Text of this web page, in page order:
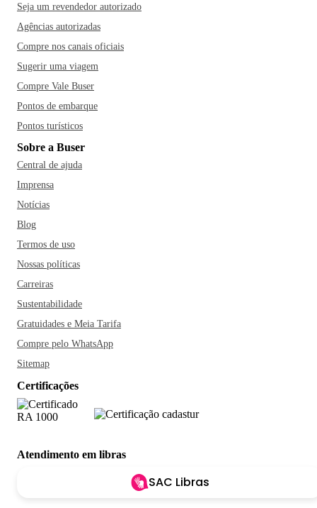
Seja um revendedor autorizado
Agências autorizadas
Compre nos canais oficiais
Sugerir uma viagem
Compre Vale Buser
Pontos de embarque
Pontos turísticos
Sobre a Buser
Central de ajuda
Imprensa
Notícias
Blog
Termos de uso
Nossas políticas
Carreiras
Sustentabilidade
Gratuidades e Meia Tarifa
Compre pelo WhatsApp
Sitemap
Certificações
Atendimento em libras
SAC Libras